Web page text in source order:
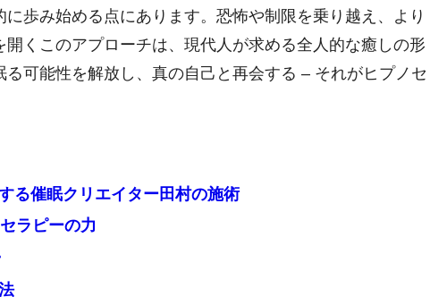
歩み始める点にあります。恐怖や制限を乗り越え、より
くこのアプローチは、現代人が求める全人的な癒しの形
可能性を解放し、真の自己と再会する – それがヒプノセ
る催眠クリエイター田村の施術
ラピーの力